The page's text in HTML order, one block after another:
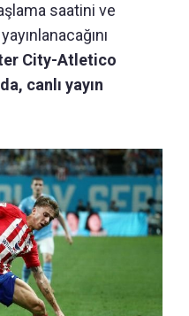
saatini ve
City-Atletico
canlı yayın